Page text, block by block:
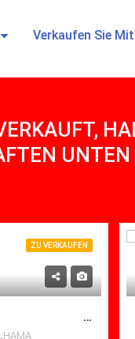
Verkaufen Sie
UNTEN
ZU VERKAUFEN
ZU VERKAUFEN APARTMENT IN CONDADO DE ALHAMA, ALHAMA DE MURCIA MIT POOL